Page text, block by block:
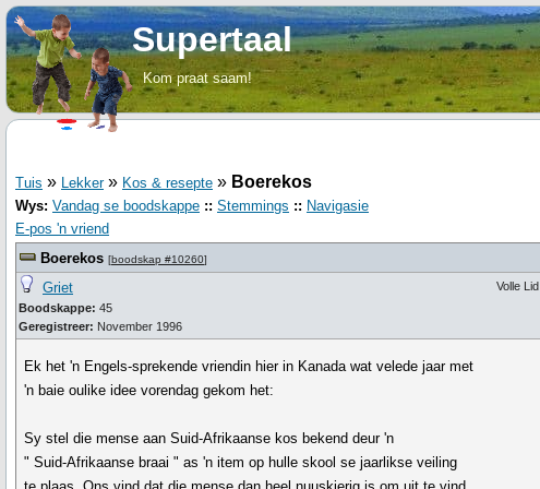
Supertaal
Kom praat saam!
Tuis » Lekker» Kos & resepte » Boerekos
Wys: Vandag se boodskappe :: Stemmings :: Navigasie
E-pos 'n vriend
Boerekos [boodskap #10260]
Griet
Boodskappe: 45
Geregistreer: November 1996
Volle Lid
Ek het 'n Engels-sprekende vriendin hier in Kanada wat velede jaar met
'n baie oulike idee vorendag gekom het:
Sy stel die mense aan Suid-Afrikaanse kos bekend deur 'n
" Suid-Afrikaanse braai " as 'n item op hulle skool se jaarlikse veiling